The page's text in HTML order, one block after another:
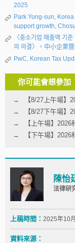
2025
Park Yong-sun,
support growth,
〈중소기업 매출액 기
의 의결〉，中小企業暨
PwC, Korean Tax
你可能會想參加
【8/27上午場】
【8/27下午場】
【上午場】
【下午場】
陳怡
法律研
上稿時間： 2025年10月
資料來源：